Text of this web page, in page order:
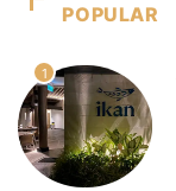
POPULAR
1